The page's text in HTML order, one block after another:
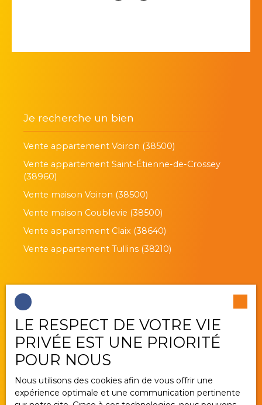
Je recherche un bien
Vente appartement Voiron (38500)
Vente appartement Saint-Étienne-de-Crossey
(38960)
Vente maison Voiron (38500)
Vente maison Coublevie (38500)
Vente appartement Claix (38640)
Vente appartement Tullins (38210)
Je suis propriétaire
Estimez votre bien
Vendre avec nous
Gestion locative
Nous contacter
LE RESPECT DE VOTRE VIE
PRIVÉE EST UNE PRIORITÉ
POUR NOUS
Nous utilisons des cookies afin de vous offrir une
expérience optimale et une communication pertinente